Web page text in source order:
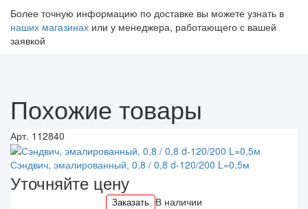
Более точную информацию по доставке вы можете узнать в
наших магазинах или у менеджера, работающего с вашей
заявкой
Похожие товары
Арт. 112840
Сэндвич, эмалированный, 0,8 / 0,8 d-120/200 L=0,5м
Уточняйте цену
Заказать В наличии